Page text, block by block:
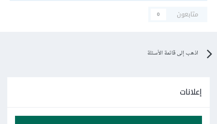
متابعون
0
اذهب إلى قائمة الأسئلة
إعلانات